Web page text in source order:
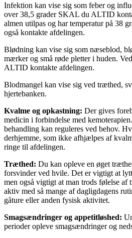
Infektion kan vise sig som feber og
over 38,5 grader SKAL du ALTID
almen utilpas og har temperatur på 38
også kontakte afdelingen.
Blødning kan vise sig som næseblod,
mærker og små røde pletter i huden.
ALTID kontakte afdelingen.
Blodmangel kan vise sig ved træthed,
hjertebanken.
Kvalme og opkastning: Der gives
medicin i forbindelse med
behandling kan reguleres ved behov.
derhjemme, som ikke afhjælpes af
ringe til afdelingen.
Træthed: Du kan opleve en øget
forsvinder ved hvile. Det er vigtigt at
men også vigtigt at man trods følelse af
aktiv med så mange af dagligdagens
gåture eller anden fysisk aktivitet.
Smagsændringer og appetitløshed:
perioder opleve smagsændringer og